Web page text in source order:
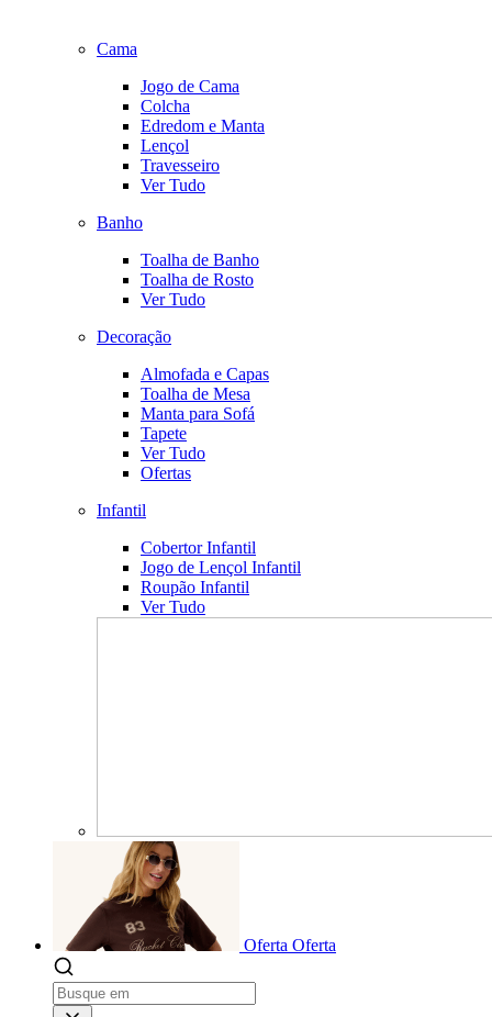
Cama
Jogo de Cama
Colcha
Edredom e Manta
Lençol
Travesseiro
Ver Tudo
Banho
Toalha de Banho
Toalha de Rosto
Ver Tudo
Decoração
Almofada e Capas
Toalha de Mesa
Manta para Sofá
Tapete
Ver Tudo
Ofertas
Infantil
Cobertor Infantil
Jogo de Lençol Infantil
Roupão Infantil
Ver Tudo
Oferta Oferta